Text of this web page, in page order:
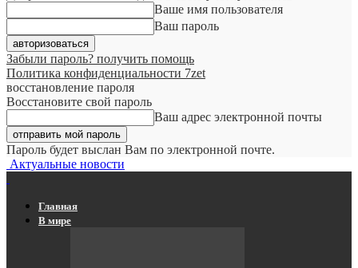
Ваше имя пользователя
Ваш пароль
Забыли пароль? получить помощь
Политика конфиденциальности 7zet
восстановление пароля
Восстановите свой пароль
Ваш адрес электронной почты
Пароль будет выслан Вам по электронной почте.
Актуальные новости
Главная
В мире